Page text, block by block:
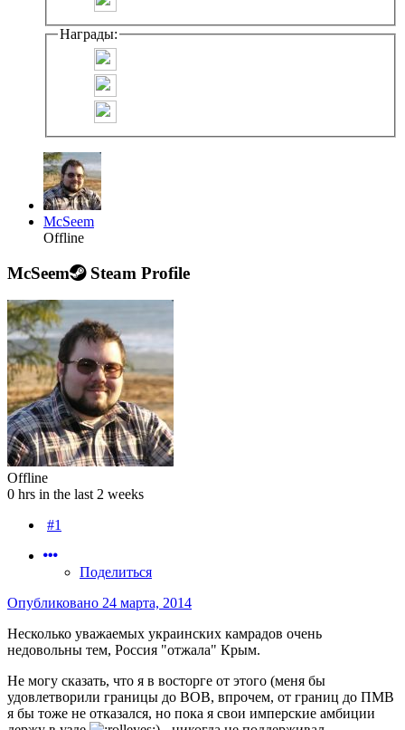
Награды:
McSeem
Offline
McSeem Steam Profile
Offline
0 hrs in the last 2 weeks
#1
Поделиться
Опубликовано 24 марта, 2014
Несколько уважаемых украинских камрадов очень
недовольны тем, Россия "отжала" Крым.
Не могу сказать, что я в восторге от этого (меня бы
удовлетворили границы до ВОВ, впрочем, от границ до ПМВ
я бы тоже не отказался, но пока я свои имперские амбиции